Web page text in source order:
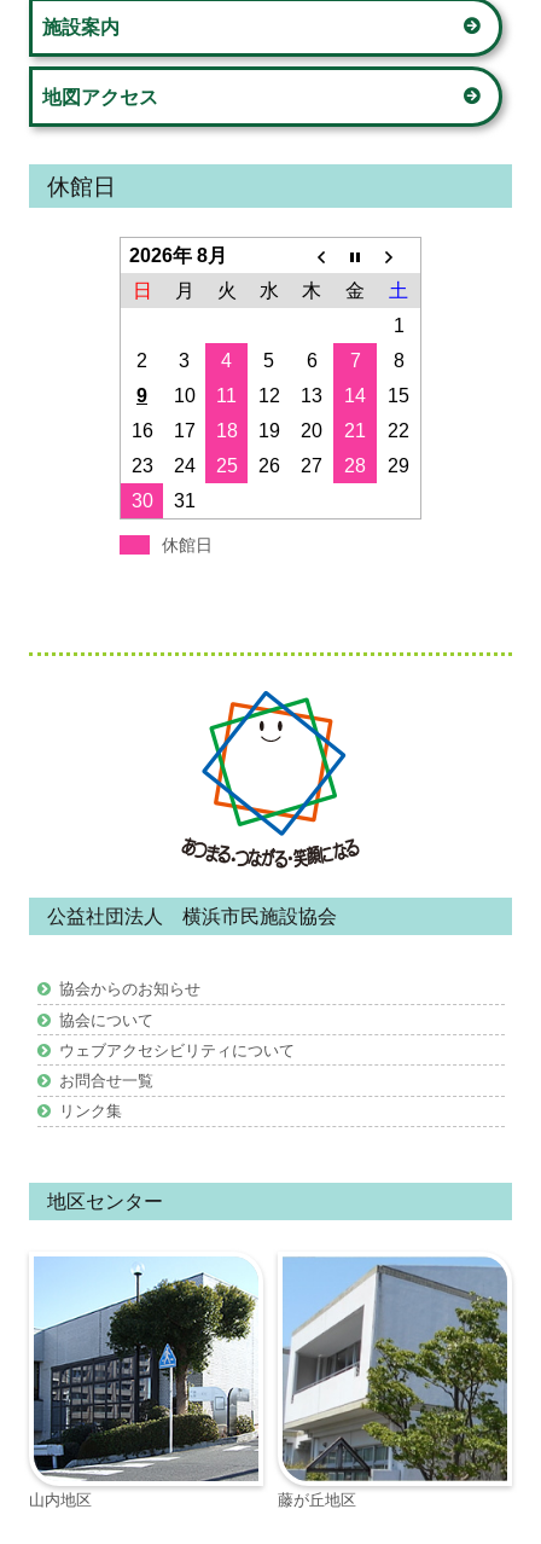
ー
施設案内
地図アクセス
休館日
2026年 8月
日
月 火 水 木 金
土
1
2
3 4 5 6 7
8
9
10 11 12 13 14
15
16
17 18 19 20 21
22
23
24 25 26 27 28
29
30
31
休館日
テ
ツ
公益社団法人 横浜市民施設協会
協会からのお知らせ
協会について
ウェブアクセシビリティについて
お問合せ一覧
リンク集
地区センター
山内地区 藤が丘地区